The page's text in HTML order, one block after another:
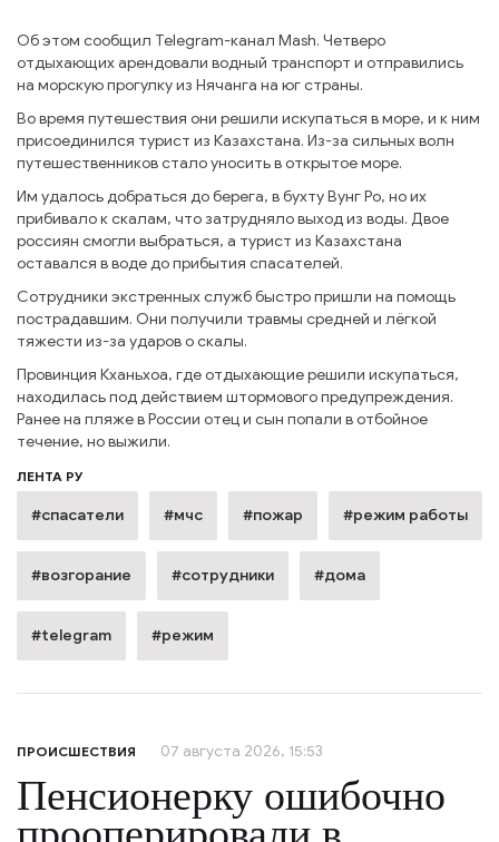
Об этом сообщил Telegram-канал Mash. Четверо
отдыхающих арендовали водный транспорт и отправились
на морскую прогулку из Нячанга на юг страны.
Во время путешествия они решили искупаться в море, и к ним
присоединился турист из Казахстана. Из-за сильных волн
путешественников стало уносить в открытое море.
Им удалось добраться до берега, в бухту Вунг Ро, но их
прибивало к скалам, что затрудняло выход из воды. Двое
россиян смогли выбраться, а турист из Казахстана
оставался в воде до прибытия спасателей.
Сотрудники экстренных служб быстро пришли на помощь
пострадавшим. Они получили травмы средней и лёгкой
тяжести из-за ударов о скалы.
Провинция Кханьхоа, где отдыхающие решили искупаться,
находилась под действием штормового предупреждения.
Ранее на пляже в России отец и сын попали в отбойное
течение, но выжили.
ЛЕНТА РУ
#спасатели #мчс #пожар #режим работы
#возгорание #сотрудники #дома
#telegram #режим
ПРОИСШЕСТВИЯ 07 августа 2026, 15:53
Пенсионерку ошибочно